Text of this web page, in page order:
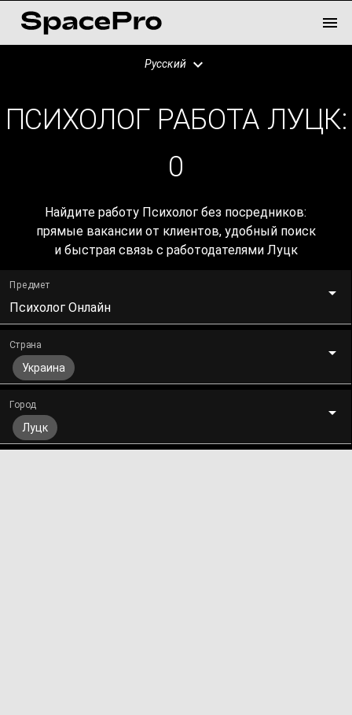
Русский
ПСИХОЛОГ РАБОТА ЛУЦК:
0
Найдите работу Психолог без посредников:
прямые вакансии от клиентов, удобный поиск
и быстрая связь с работодателями Луцк
Предмет
Психолог Онлайн
Страна
Украина
Город
Луцк